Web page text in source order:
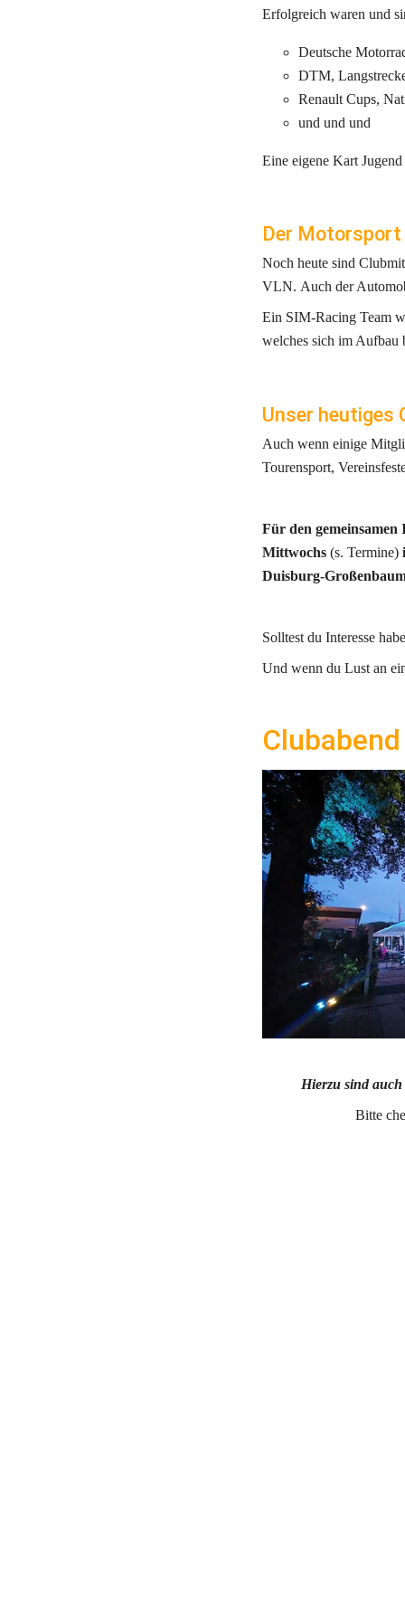
Erfolgreich waren und
Deutsche
DTM,
Renault Cups,
und und und
Eine eigene Kart
Der Motorsport
Noch heute sind
VLN. Auch der
Ein SIM-Racing Team
welches sich im Aufbau
Unser heutiges
Auch wenn einige
Tourensport,
Für den gemeinsamen
Mittwochs (s. Termine)
Duisburg-
Solltest du Interesse
Und wenn du Lust an
Clubabend
Hierzu sind
Bitte